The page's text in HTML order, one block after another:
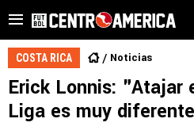
COSTA RICA Noticias
Erick Lonnis: "Atajar
Liga es muy